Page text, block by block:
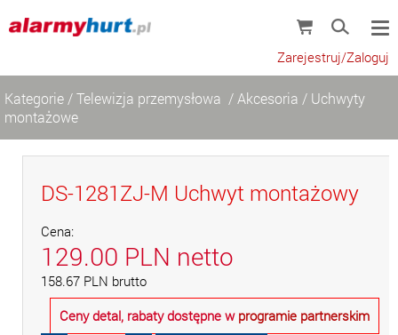
Zarejestruj/Zaloguj
Kategorie /Telewizja przemysłowa / Akcesoria / Uchwyty
montażowe
DS-1281ZJ-M Uchwyt montażowy
Cena:
129.00 PLN netto
158.67 PLN brutto
Ceny detal, rabaty dostępne w programie partnerskim